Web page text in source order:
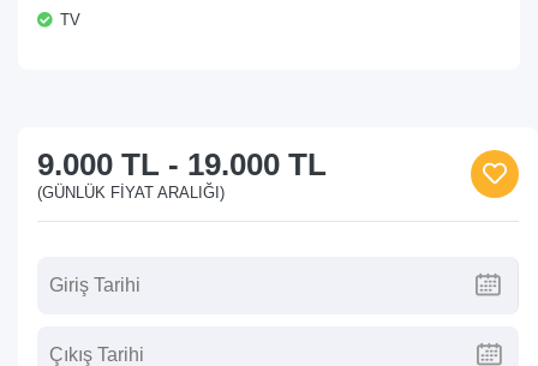
TV
9.000 TL - 19.000 TL
(GÜNLÜK FIYAT ARALIĞI)